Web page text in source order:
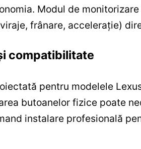
Modul de
frânare, accelerație)
compatibilitate
pentru modelele
butoanelor fizice poate
instalare profesională